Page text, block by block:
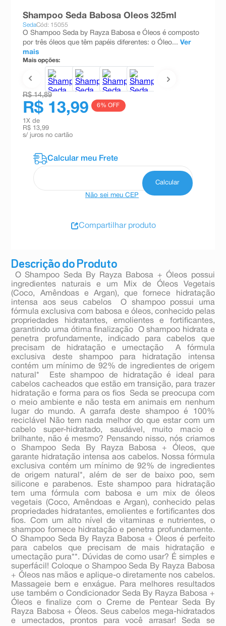
Descrição do Produto
 O Shampoo Seda By Rayza Babosa + Óleos possui
ingredientes naturais e um Mix de Óleos Vegetais
(Coco, Amêndoas e Argan), que fornece hidratação
intensa aos seus cabelos  O shampoo possui uma
fórmula exclusiva com babosa e óleos, conhecido pelas
propriedades hidratantes, emolientes e fortificantes,
garantindo uma ótima finalização  O shampoo hidrata e
penetra profundamente, indicado para cabelos que
precisam de hidratação e umectação  A fórmula
exclusiva deste shampoo para hidratação intensa
contém um mínimo de 92% de ingredientes de origem
natural*  Este shampoo de hidratação é ideal para
cabelos cacheados que estão em transição, para trazer
hidratação e forma para os fios  Seda se preocupa com
o meio ambiente e não testa em animais em nenhum
lugar do mundo. A garrafa deste shampoo é 100%
reciclável Não tem nada melhor do que estar com um
cabelo super-hidratado, saudável, muito macio e
brilhante, não é mesmo? Pensando nisso, nós criamos
o Shampoo Seda By Rayza Babosa + Óleos, que
garante hidratação intensa aos cabelos. Nossa fórmula
exclusiva contém um mínimo de 92% de ingredientes
de origem natural*, além de ser de baixo poo, sem
silicone e parabenos. Este shampoo para hidratação
tem uma fórmula com babosa e um mix de óleos
vegetais (Coco, Amêndoas e Argan), conhecido pelas
propriedades hidratantes, emolientes e fortificantes dos
fios. Com um alto nível de vitaminas e nutrientes, o
shampoo fornece hidratação e penetra profundamente.
O Shampoo Seda By Rayza Babosa + Óleos é perfeito
para cabelos que precisam de mais hidratação e
umectação pura**. Dúvidas de como usar? É simples e
superfácil! Coloque o Shampoo Seda By Rayza Babosa
+ Óleos nas mãos e aplique-o diretamente nos cabelos.
Massageie bem e enxágue. Para melhores resultados
use também o Condicionador Seda By Rayza Babosa +
Óleos e finalize com o Creme de Pentear Seda By
Rayza Babosa + Óleos. Seus cabelos mega-hidratados
e umectados, prontos para você arrasar! Seda se
Shampoo Seda Babosa Oleos 325ml
SedaCód: 15055
O Shampoo Seda by Rayza Babosa e Óleos é composto
por três óleos que têm papéis diferentes: o Óleo... Ver
mais
Mais opções:
R$ 14,89
R$ 13,99 6% OFF
1 X de
R$ 13,99
s/ juros no cartão
Não sei meu CEP
Compartilhar produto
teste gravidez
esmalte
ºabsorvente